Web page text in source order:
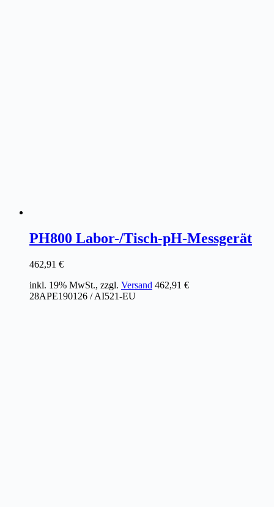
PH800 Labor-/Tisch-pH-Messgerät
462,91 €
inkl. 19% MwSt., zzgl. Versand 462,91 €
28APE190126 / AI521-EU